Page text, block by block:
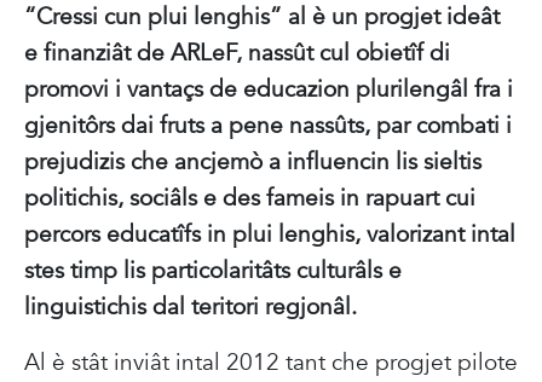
“Cressi cun plui lenghis” al è un progjet ideât
e finanziât de ARLeF, nassût cul obietîf di
promovi i vantaçs de educazion plurilengâl fra i
gjenitôrs dai fruts a pene nassûts, par combati i
prejudizis che ancjemò a influencin lis sieltis
politichis, sociâls e des fameis in rapuart cui
percors educatîfs in plui lenghis, valorizant intal
stes timp lis particolaritâts culturâls e
linguistichis dal teritori regjonâl.
Al è stât inviât intal 2012 tant che progjet pilote